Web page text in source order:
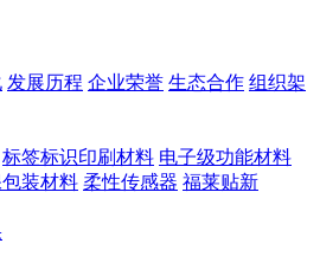
发展历程 企业荣誉 生态合作 组织架
标签标识印刷材料 电子级功能材料
装材料 柔性传感器 福莱贴新